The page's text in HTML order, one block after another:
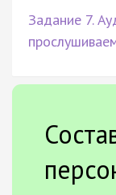
Задание 7.